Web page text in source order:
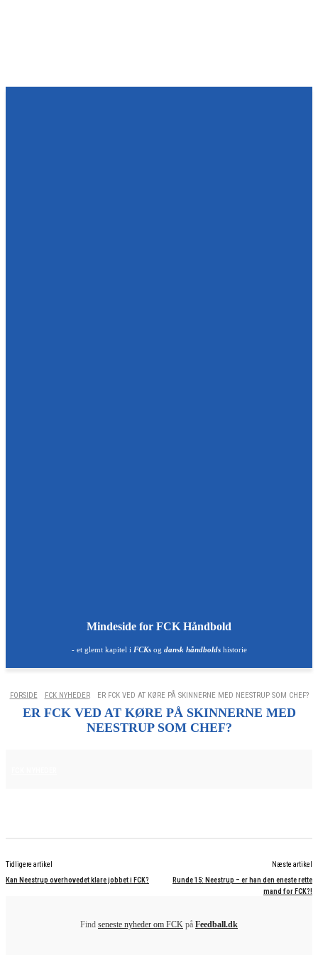
Mindeside for FCK Håndbold
- et glemt kapitel i FCKsog dansk håndboldshistorie
FORSIDE FCK NYHEDER ER FCK VED AT KØRE PÅ SKINNERNE MED NEESTRUP SOM CHEF?
ER FCK VED AT KØRE PÅ SKINNERNE MED
NEESTRUP SOM CHEF?
Tidligere artikel
Kan Neestrup overhovedet klare jobbet i FCK?
Næste artikel
Runde 15: Neestrup – er han den eneste rette
mand for FCK?!
Find seneste nyheder om FCK på Feedball.dk